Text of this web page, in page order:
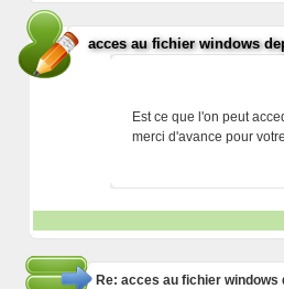
acces au fichier windows
Est ce que l'on peut
merci d'avance pour
Re: acces au fichier